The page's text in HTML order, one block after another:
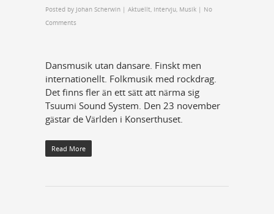
Posted by Johan Scherwin | Aktuellt Intervju Musik | No
Comments
Dansmusik utan dansare. Finskt men
internationellt. Folkmusik med rockdrag.
Det finns fler än ett sätt att närma sig
Tsuumi Sound System. Den 23 november
gästar de Världen i Konserthuset.
Read More